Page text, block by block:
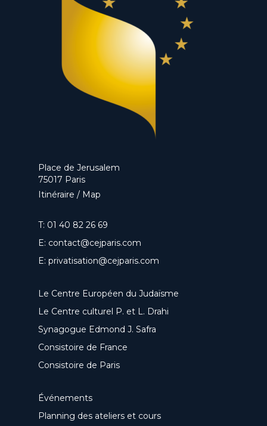
Place de Jerusalem
75017 Paris
Itinéraire / Map
T: 01 40 82 26 69
E: contact@cejparis.com
E: privatisation@cejparis.com
Le Centre Européen du Judaïsme
Le Centre culturel P. et L. Drahi
Synagogue Edmond J. Safra
Consistoire de France
Consistoire de Paris
Événements
Planning des ateliers et cours